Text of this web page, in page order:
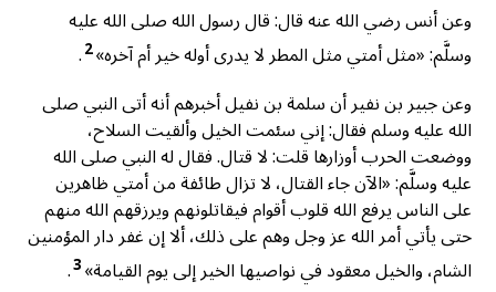
وعن أنس رضي الله عنه قال: قال رسول الله صلى الله عليه
وسلَّم: «مثل أمتي مثل المطر لا يدرى أوله خير أم آخره»2
.
وعن جبير بن نفير أن سلمة بن نفيل أخبرهم أنه أتى النبي صلى
الله عليه وسلم فقال: إني سئمت الخيل وألقيت السلاح،
ووضعت الحرب أوزارها قلت: لا قتال. فقال له النبي صلى الله
عليه وسلَّم: «الآن جاء القتال، لا تزال طائفة من أمتي ظاهرين
على الناس يرفع الله قلوب أقوام فيقاتلونهم ويرزقهم الله منهم
حتى يأتي أمر الله عز وجل وهم على ذلك، ألا إن غفر دار المؤمنين
الشام، والخيل معقود في نواصيها الخير إلى يوم القيامة»3
.